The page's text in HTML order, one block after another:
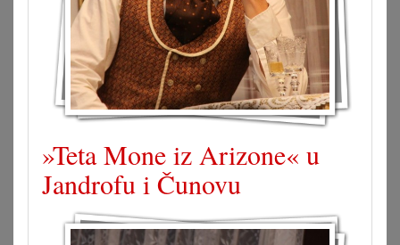
»Teta Mone iz Arizone« u
Jandrofu i Čunovu